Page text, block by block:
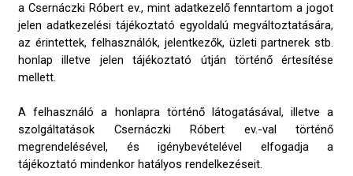
a Csernáczki Róbert ev., mint adatkezelő fenntartom a jogot
jelen adatkezelési tájékoztató egyoldalú megváltoztatására,
az érintettek, felhasználók, jelentkezők, üzleti partnerek stb.
honlap illetve jelen tájékoztató útján történő értesítése
mellett.
A felhasználó a honlapra történő látogatásával, illetve a
szolgáltatások Csernáczki Róbert ev.-val történő
megrendelésével, és igénybevételével elfogadja a
tájékoztató mindenkor hatályos rendelkezéseit.